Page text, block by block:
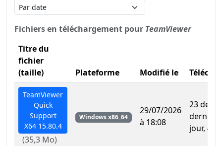
Fichiers en téléchargement pour TeamViewer
Titre du
fichier
(taille)
Plateforme Modifié le
TeamViewer
Quick
Support
X64 15.80.4
(35,3 Mo)
Windows x86_64
29/07/2026
à 18:08
23
jour,